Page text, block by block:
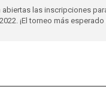
abiertas las inscripciones
¡El torneo más